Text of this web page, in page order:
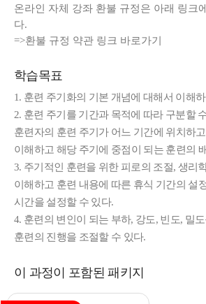
온라인 자체 강좌 환불 규정은 아래 링크
다.
=>환불 규정 약관 링크 바로가기
학습목표
1. 훈련 주기화의 기본 개념에 대해서 이해
2. 훈련 주기를 기간과 목적에 따라 구분할
훈련자의 훈련 주기가 어느 기간에 위치하
이해하고 해당 주기에 중점이 되는 훈련의
3. 주기적인 훈련을 위한 피로의 조절, 생리
이해하고 훈련 내용에 따른 휴식 기간의 설
시간을 설정할 수 있다.
4. 훈련의 변인이 되는 부하, 강도, 빈도, 밀
훈련의 진행을 조절할 수 있다.
이 과정이 포함된 패키지